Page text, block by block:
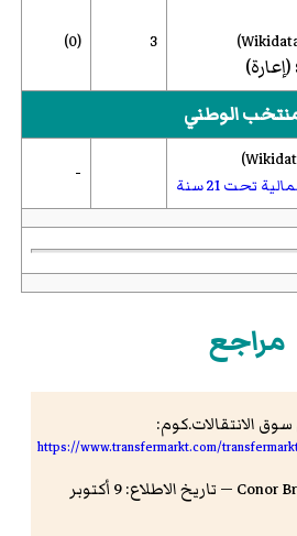
(إعارة)
3
(0)
الوطني
تحت 21 سنة -
مراجع
الانتقالات.كوم:
https://www.transfermarkt.com/
— باسم: Conor Brennan — تاريخ الاطلاع: 9 أكتوبر